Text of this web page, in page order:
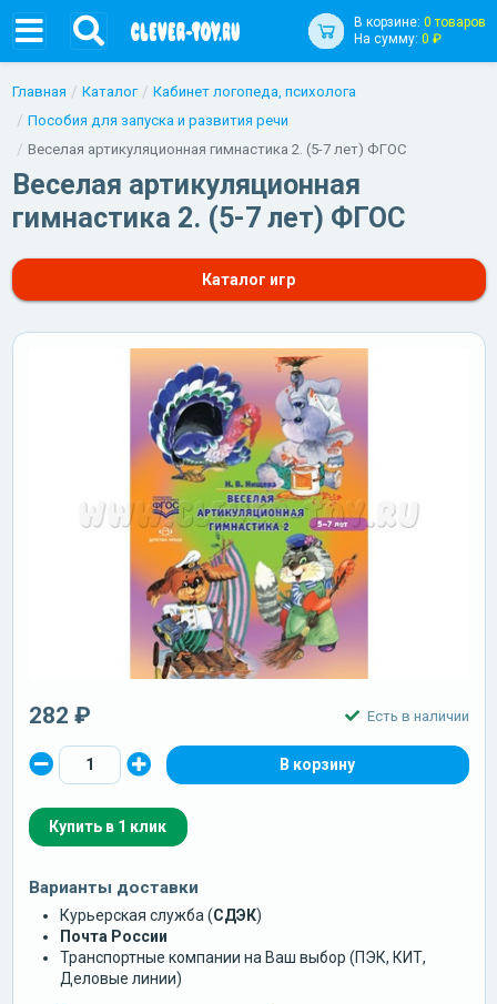
В корзине: 0 товаров
На сумму: 0 ₽
Главная Каталог
Кабинет логопеда, психолога
Пособия для запуска и развития речи
Веселая артикуляционная гимнастика 2. (5-7 лет) ФГОС
Веселая артикуляционная
гимнастика 2. (5-7 лет) ФГОС
Каталог игр
282 ₽ Есть в наличии
Купить в 1 клик
Варианты доставки
Курьерская служба (СДЭК)
Почта России
Транспортные компании на Ваш выбор (ПЭК, КИТ,
Деловые линии)